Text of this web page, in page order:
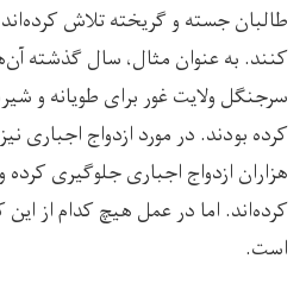
طالبان جسته و گریخته تلاش
کنند. به عنوان مثال، سال گذشته
سرجنگل ولایت غور برای طویانه و
کرده بودند. در مورد ازدواج اجباری
هزاران ازدواج اجباری جلوگیری کرده
کرده‌اند. اما در عمل هیچ کدام از این
است.